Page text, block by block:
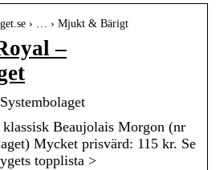
› … › Mjukt & Bärigt
–
Beaujolais Morgon (nr
Mycket prisvärd: 115 kr. Se
topplista >